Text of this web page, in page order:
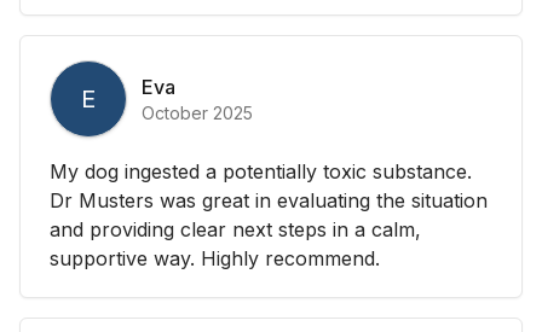
E Eva
October 2025
My dog ingested a potentially toxic substance.
Dr Musters was great in evaluating the situation
and providing clear next steps in a calm,
supportive way. Highly recommend.